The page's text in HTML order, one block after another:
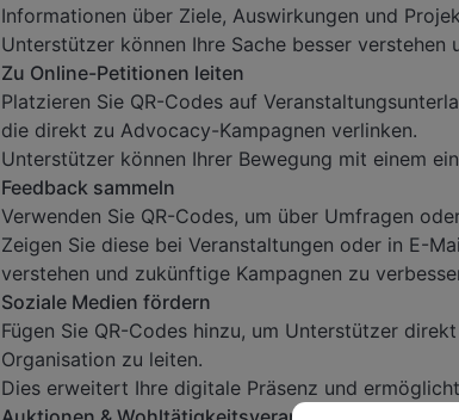
Informationen über Ziele, Auswirkungen und
Unterstützer können Ihre Sache besser verstehen
Zu Online-Petitionen leiten
Platzieren Sie QR-Codes auf
die direkt zu Advocacy-Kampagnen verlinken.
Unterstützer können Ihrer Bewegung mit einem
Feedback sammeln
Verwenden Sie QR-Codes, um über Umfragen
Zeigen Sie diese bei Veranstaltungen oder in E-
verstehen und zukünftige Kampagnen zu
Soziale Medien fördern
Fügen Sie QR-Codes hinzu, um Unterstützer
Organisation zu leiten.
Dies erweitert Ihre digitale Präsenz und